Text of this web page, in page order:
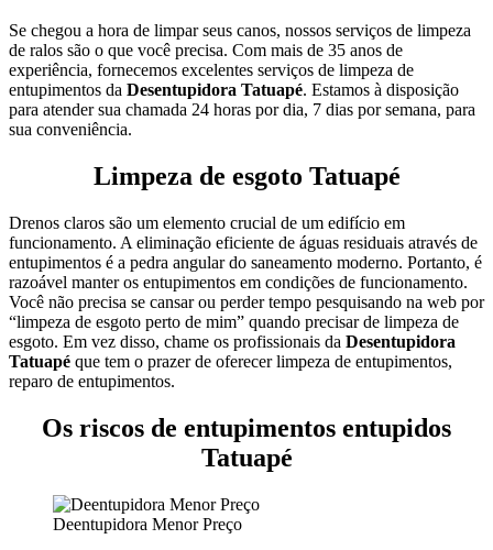
Se chegou a hora de limpar seus canos, nossos serviços de limpeza
de ralos são o que você precisa. Com mais de 35 anos de
experiência, fornecemos excelentes serviços de limpeza de
entupimentos da Desentupidora Tatuapé. Estamos à disposição
para atender sua chamada 24 horas por dia, 7 dias por semana, para
sua conveniência.
Limpeza de esgoto Tatuapé
Drenos claros são um elemento crucial de um edifício em
funcionamento. A eliminação eficiente de águas residuais através de
entupimentos é a pedra angular do saneamento moderno. Portanto, é
razoável manter os entupimentos em condições de funcionamento.
Você não precisa se cansar ou perder tempo pesquisando na web por
“limpeza de esgoto perto de mim” quando precisar de limpeza de
esgoto. Em vez disso, chame os profissionais da Desentupidora
Tatuapé que tem o prazer de oferecer limpeza de entupimentos,
reparo de entupimentos.
Os riscos de entupimentos entupidos
Tatuapé
Deentupidora Menor Preço